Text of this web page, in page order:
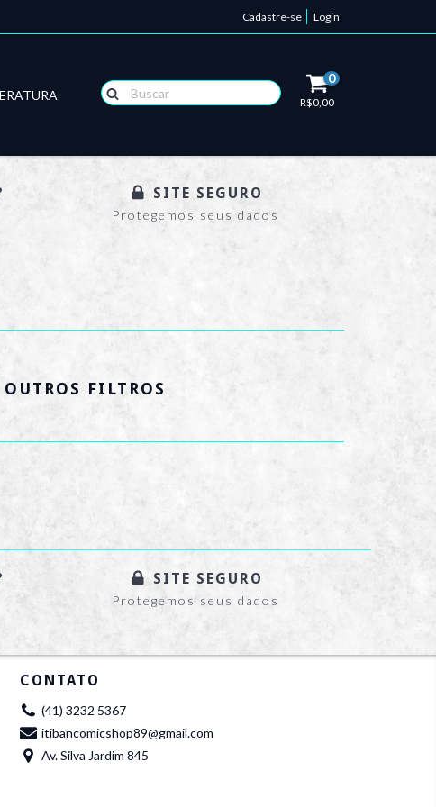
Cadastre-se Login
0
R$0,00
SITE SEGURO
Protegemos seus dados
FILTROS
SITE SEGURO
Protegemos seus dados
CONTATO
(41) 3232 5367
itibancomicshop89@gmail.com
Av. Silva Jardim 845